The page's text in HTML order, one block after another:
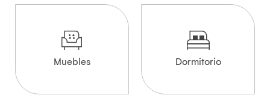
Muebles Dormitorio